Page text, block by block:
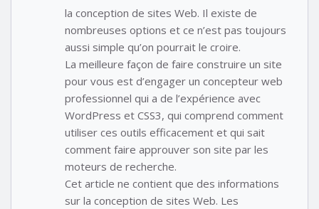
la conception de sites Web. Il existe de
nombreuses options et ce n’est pas toujours
aussi simple qu’on pourrait le croire.
La meilleure façon de faire construire un site
pour vous est d’engager un concepteur web
professionnel qui a de l’expérience avec
WordPress et CSS3, qui comprend comment
utiliser ces outils efficacement et qui sait
comment faire approuver son site par les
moteurs de recherche.
Cet article ne contient que des informations
sur la conception de sites Web. Les